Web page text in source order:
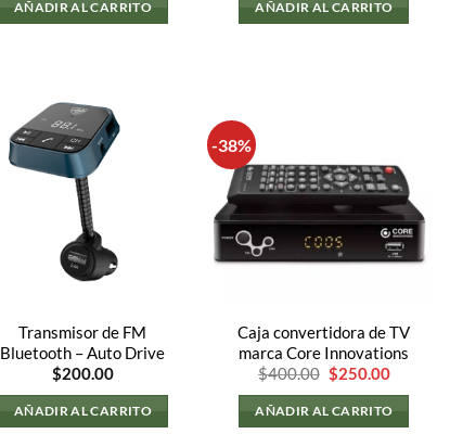
AÑADIR AL CARRITO AÑADIR AL CARRITO
Transmisor de FM
Bluetooth – Auto Drive
$200.00
AÑADIR AL CARRITO
-38%
Caja convertidora de TV
marca Core Innovations
$400.00 El
precio
original
era:
$250.00El
actual
es:
AÑADIR AL CARRITO